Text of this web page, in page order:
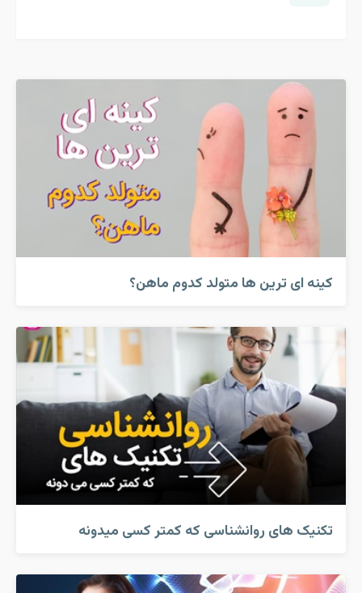
کینه ای ترین ها متولد کدوم ماهن؟
تکنیک های روانشناسی که کمتر کسی میدونه